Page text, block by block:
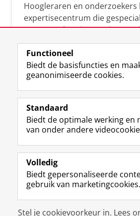
Hoogleraren en onderzoekers
expertisecentrum die
samenwerken, innovatie,
diversiteit, leiderschap en
Over deze blog
Via deze blog vertalen onze
(actuele) wetenschappelijke
praktische, heldere en
Disclaimer & Copyright
Functioneel
Biedt de basisfuncties en
geanonimiseerde cookies.
Standaard
Biedt de optimale werking en
van onder andere
Volledig
Biedt gepersonaliseerde
gebruik van marketingcookies.
Stel je cookievoorkeur in. Lees